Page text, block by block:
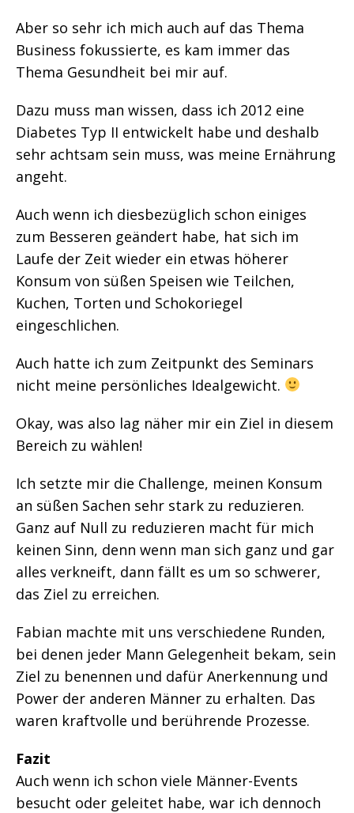
Aber so sehr ich mich auch auf das Thema
Business fokussierte, es kam immer das
Thema Gesundheit bei mir auf.
Dazu muss man wissen, dass ich 2012 eine
Diabetes Typ II entwickelt habe und deshalb
sehr achtsam sein muss, was meine Ernährung
angeht.
Auch wenn ich diesbezüglich schon einiges
zum Besseren geändert habe, hat sich im
Laufe der Zeit wieder ein etwas höherer
Konsum von süßen Speisen wie Teilchen,
Kuchen, Torten und Schokoriegel
eingeschlichen.
Auch hatte ich zum Zeitpunkt des Seminars
nicht meine persönliches Idealgewicht.
Okay, was also lag näher mir ein Ziel in diesem
Bereich zu wählen!
Ich setzte mir die Challenge, meinen Konsum
an süßen Sachen sehr stark zu reduzieren.
Ganz auf Null zu reduzieren macht für mich
keinen Sinn, denn wenn man sich ganz und gar
alles verkneift, dann fällt es um so schwerer,
das Ziel zu erreichen.
Fabian machte mit uns verschiedene Runden,
bei denen jeder Mann Gelegenheit bekam, sein
Ziel zu benennen und dafür Anerkennung und
Power der anderen Männer zu erhalten. Das
waren kraftvolle und berührende Prozesse.
Fazit
Auch wenn ich schon viele Männer-Events
besucht oder geleitet habe, war ich dennoch